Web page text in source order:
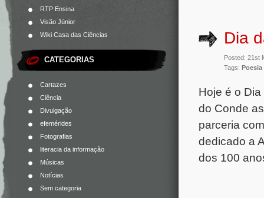
RTP Ensina
Visão Júnior
Wiki Casa das Ciências
CATEGORIAS
Cartazes
Ciência
Divulgação
efemérides
Fotografias
literacia da informação
Músicas
Notícias
Sem categoria
Dia
Posted: 21st
Tags: Poesia
Hoje é o
do Conde
parceria
dedicado a
dos 100